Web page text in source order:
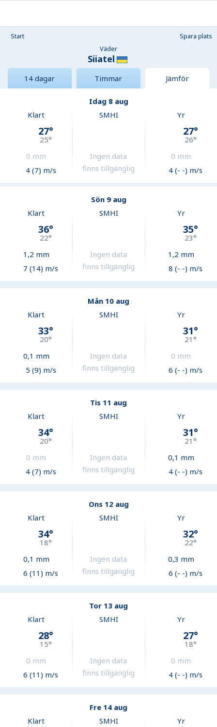
Start
Spara plats
Väder
Siiatel
14 dagar Timmar Jämför
Idag 8 aug
Klart
27°
25°
0 mm
4 (7) m/s
SMHI
Ingen data
finns tillgänglig
Yr
27°
26°
0 mm
4 (- -) m/s
Sön 9 aug
Klart
36°
22°
1,2 mm
7 (14) m/s
SMHI
Ingen data
finns tillgänglig
Yr
35°
23°
1,2 mm
8 (- -) m/s
Mån 10 aug
Klart
33°
20°
0,1 mm
5 (9) m/s
SMHI
Ingen data
finns tillgänglig
Yr
31°
21°
0 mm
6 (- -) m/s
Tis 11 aug
Klart
34°
20°
0 mm
4 (7) m/s
SMHI
Ingen data
finns tillgänglig
Yr
31°
21°
0,1 mm
4 (- -) m/s
Ons 12 aug
Klart
34°
18°
0,1 mm
6 (11) m/s
SMHI
Ingen data
finns tillgänglig
Yr
32°
22°
0,3 mm
6 (- -) m/s
Tor 13 aug
Klart
28°
15°
0 mm
6 (11) m/s
SMHI
Ingen data
finns tillgänglig
Yr
27°
18°
0 mm
4 (- -) m/s
Fre 14 aug
Klart
SMHI Yr